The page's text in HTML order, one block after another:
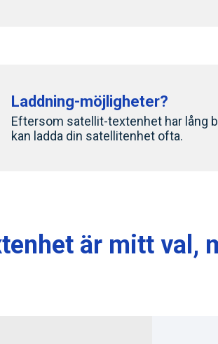
Laddning-möjligheter?
Eftersom satellit-textenhet har lång
kan ladda din satellitenhet ofta.
är mitt val,